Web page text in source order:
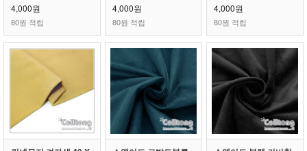
4,000원
80원 적립
4,000원
80원 적립
4,000원
80원 적립